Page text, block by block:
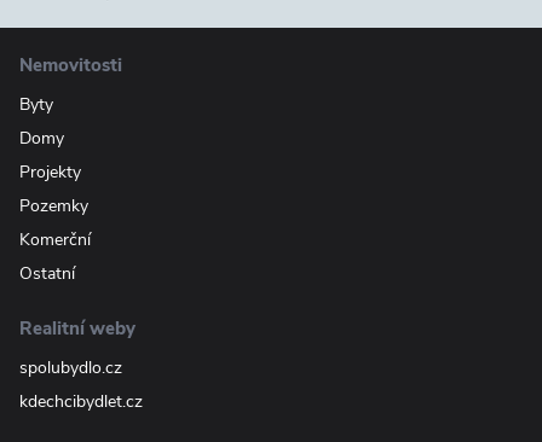
Nemovitosti
Byty
Domy
Projekty
Pozemky
Komerční
Ostatní
Realitní weby
spolubydlo.cz
kdechcibydlet.cz